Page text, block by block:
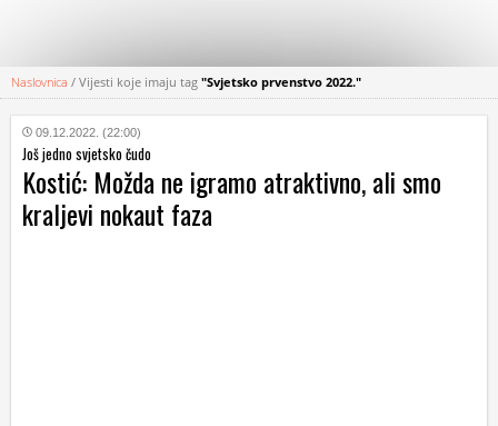
KATEGORIJE
HRVATSKI
WEB
Naslovnica / Vijesti koje imaju tag "Svjetsko prvenstvo 2022."
09.12.2022. (22:00)
Još jedno svjetsko čudo
Kostić: Možda ne igramo atraktivno, ali smo
kraljevi nokaut faza